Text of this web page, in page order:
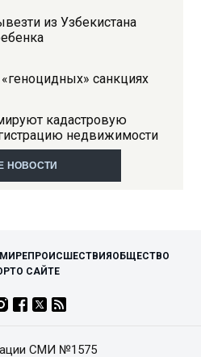
из Узбекистана
санкциях
кадастровую
недвижимости
НОВОСТИ
ПРОИСШЕСТВИЯОБЩЕСТВО
О САЙТЕ
СМИ №1575